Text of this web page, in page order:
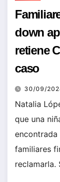
down
retiene
caso
30/09/
Natalia
que una
encontrada
familiares
reclamarla.